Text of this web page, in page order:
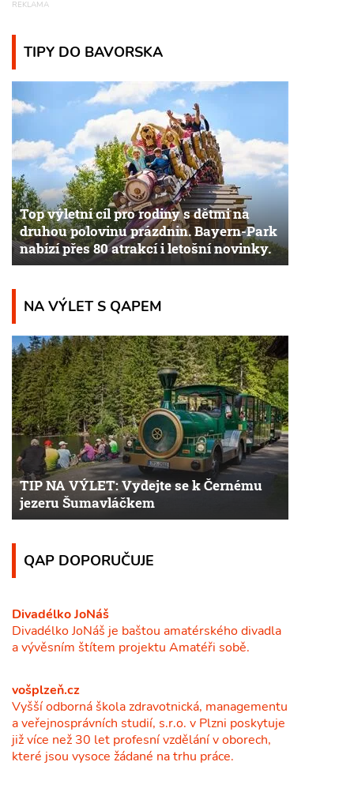
TIPY DO BAVORSKA
Top výletní cíl pro rodiny s dětmi na
druhou polovinu prázdnin. Bayern-Park
nabízí přes 80 atrakcí i letošní novinky.
NA VÝLET S QAPEM
TIP NA VÝLET: Vydejte se k Černému
jezeru Šumavláčkem
QAP DOPORUČUJE
Divadélko JoNáš
Divadélko JoNáš je baštou amatérského divadla
a vývěsním štítem projektu Amatéři sobě.
vošplzeň.cz
Vyšší odborná škola zdravotnická, managementu
a veřejnosprávních studií, s.r.o. v Plzni poskytuje
již více než 30 let profesní vzdělání v oborech,
které jsou vysoce žádané na trhu práce.